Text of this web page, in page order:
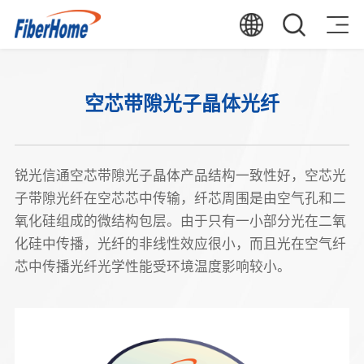
空芯带隙光子晶体光纤
锐光信通空芯带隙光子晶体产品结构一致性好，空芯光
子带隙光纤在空芯芯中传输，纤芯周围是由空气孔和二
氧化硅组成的微结构包层。由于只有一小部分光在二氧
化硅中传播，光纤的非线性效应很小，而且光在空气纤
芯中传播光纤光学性能受环境温度影响较小。